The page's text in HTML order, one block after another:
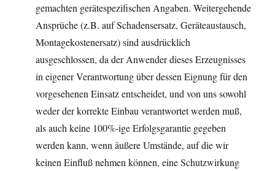
gemachten gerätespezifischen Angaben. Weitergehende
Ansprüche (z.B. auf Schadensersatz, Geräteaustausch,
Montagekostenersatz) sind ausdrücklich
ausgeschlossen, da der Anwender dieses Erzeugnisses
in eigener Verantwortung über dessen Eignung für den
vorgesehenen Einsatz entscheidet, und von uns sowohl
weder der korrekte Einbau verantwortet werden muß,
als auch keine 100%-ige Erfolgsgarantie gegeben
werden kann, wenn äußere Umstände, auf die wir
keinen Einfluß nehmen können, eine Schutzwirkung